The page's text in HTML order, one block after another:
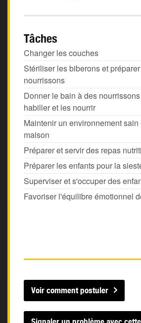
Tâches
Changer les couches
Stériliser les biberons et
nourrissons
Donner le bain à des
habiller et les nourrir
Maintenir un environnement
maison
Préparer et servir des repas
Préparer les enfants pour la
Superviser et s'occuper des
Favoriser l'équilibre émotionnel
Voir comment postuler